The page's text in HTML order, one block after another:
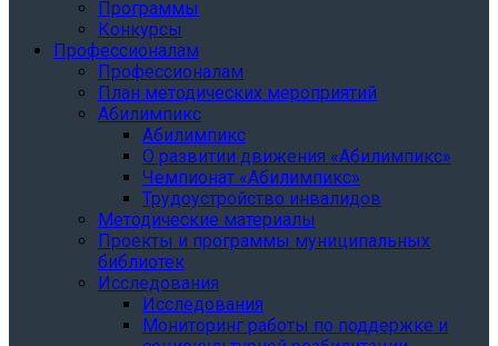
Программы
Конкурсы
Профессионалам
Профессионалам
План методических мероприятий
Абилимпикс
Абилимпикс
О развитии движения «Абилимпикс»
Чемпионат «Абилимпикс»
Трудоустройство инвалидов
Методические материалы
Проекты и программы муниципальных
библиотек
Исследования
Исследования
Мониторинг работы по поддержке и